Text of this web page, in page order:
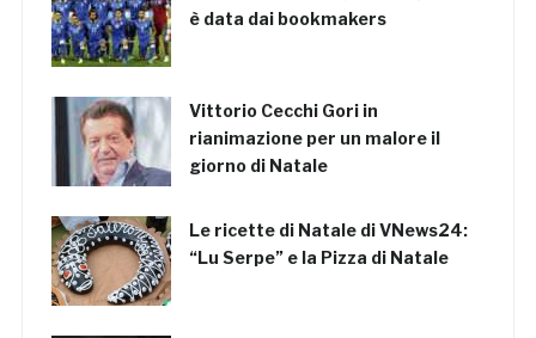
è data dai bookmakers
Vittorio Cecchi Gori in
rianimazione per un malore il
giorno di Natale
Le ricette di Natale di VNews24:
“Lu Serpe” e la Pizza di Natale